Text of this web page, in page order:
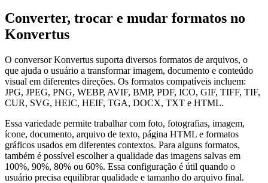
Converter, trocar e mudar formatos no
Konvertus
O conversor Konvertus suporta diversos formatos de arquivos, o
que ajuda o usuário a transformar imagem, documento e conteúdo
visual em diferentes direções. Os formatos compatíveis incluem:
JPG, JPEG, PNG, WEBP, AVIF, BMP, PDF, ICO, GIF, TIFF, TIF,
CUR, SVG, HEIC, HEIF, TGA, DOCX, TXT e HTML.
Essa variedade permite trabalhar com foto, fotografias, imagem,
ícone, documento, arquivo de texto, página HTML e formatos
gráficos usados em diferentes contextos. Para alguns formatos,
também é possível escolher a qualidade das imagens salvas em
100%, 90%, 80% ou 60%. Essa configuração é útil quando o
usuário precisa equilibrar qualidade e tamanho do arquivo final.